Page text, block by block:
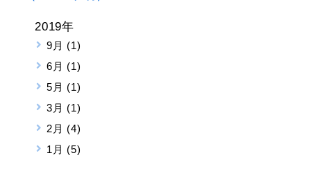
2019年
9月 (1)
6月 (1)
5月 (1)
3月 (1)
2月 (4)
1月 (5)